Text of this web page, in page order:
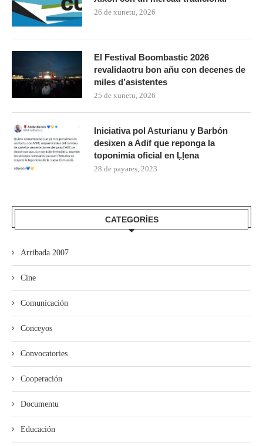
26 de xunetu, 2026
El Festival Boombastic 2026
revalidaotru bon añu con decenes de
miles d’asistentes
25 de xunetu, 2026
Iniciativa pol Asturianu y Barbón
desixen a Adif que reponga la
toponimia oficial en Ḷḷena
28 de payares, 2023
CATEGORÍES
Arribada 2007
Cine
Comunicación
Conceyos
Convocatories
Cooperación
Documentu
Educación